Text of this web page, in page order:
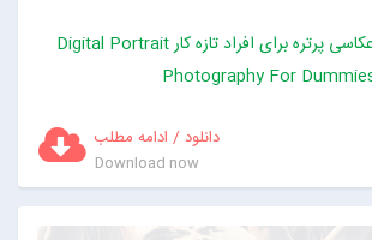
دانلود / ادامه مطلب
Download now